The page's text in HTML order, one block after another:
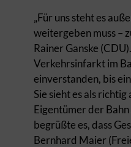
„Für uns steht es
weitergeben muss –
Rainer Ganske
Verkehrsinfarkt im
einverstanden, bis
Sie sieht es als
Eigentümer der
begrüßte es, dass
Bernhard Maier